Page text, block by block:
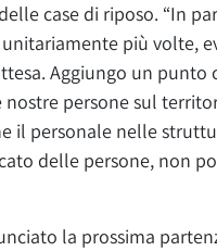
case di riposo. “In
più volte,
Aggiungo un punto
persone sul
il personale nelle
delle persone, non
la prossima